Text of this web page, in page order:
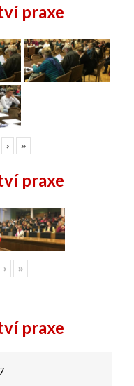
praxe
› »
praxe
› »
praxe